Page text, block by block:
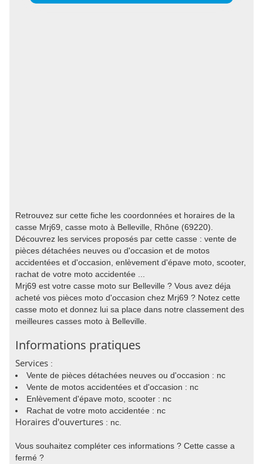
Retrouvez sur cette fiche les coordonnées et horaires de la
casse Mrj69, casse moto à Belleville, Rhône (69220).
Découvrez les services proposés par cette casse : vente de
pièces détachées neuves ou d'occasion et de motos
accidentées et d'occasion, enlèvement d'épave moto, scooter,
rachat de votre moto accidentée ...
Mrj69 est votre casse moto sur Belleville ? Vous avez déja
acheté vos pièces moto d'occasion chez Mrj69 ? Notez cette
casse moto et donnez lui sa place dans notre classement des
meilleures casses moto à Belleville.
Informations pratiques
Services :
Vente de pièces détachées neuves ou d'occasion : nc
Vente de motos accidentées et d'occasion : nc
Enlèvement d'épave moto, scooter : nc
Rachat de votre moto accidentée : nc
Horaires d'ouvertures : nc.
Vous souhaitez compléter ces informations ? Cette casse a
fermé ?